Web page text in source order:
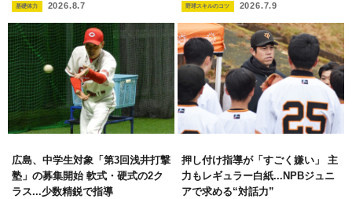
基礎体力 2026.8.7 野球スキルのコツ 2026.7.9
広島、中学生対象「第3回浅井打撃
塾」の募集開始 軟式・硬式の2ク
ラス...少数精鋭で指導
押し付け指導が「すごく嫌い」 主
力もレギュラー白紙...NPBジュニ
アで求める“対話力”